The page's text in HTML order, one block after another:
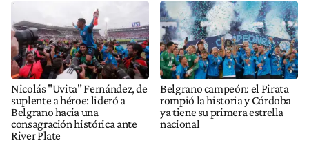
Nicolás "Uvita" Fernández, de
suplente a héroe: lideró a
Belgrano hacia una
consagración histórica ante
River Plate
Belgrano campeón: el Pirata
rompió la historia y Córdoba
ya tiene su primera estrella
nacional